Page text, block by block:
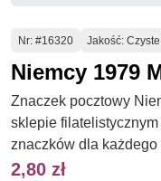
Numer
Nr: #16320 Jakość:
Niemcy 1979
Znaczek pocztowy
sklepie
znaczków dla
2,80 zł